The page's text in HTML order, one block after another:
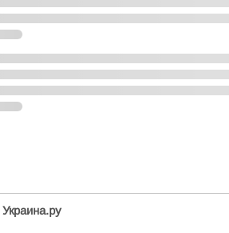
Украина.ру